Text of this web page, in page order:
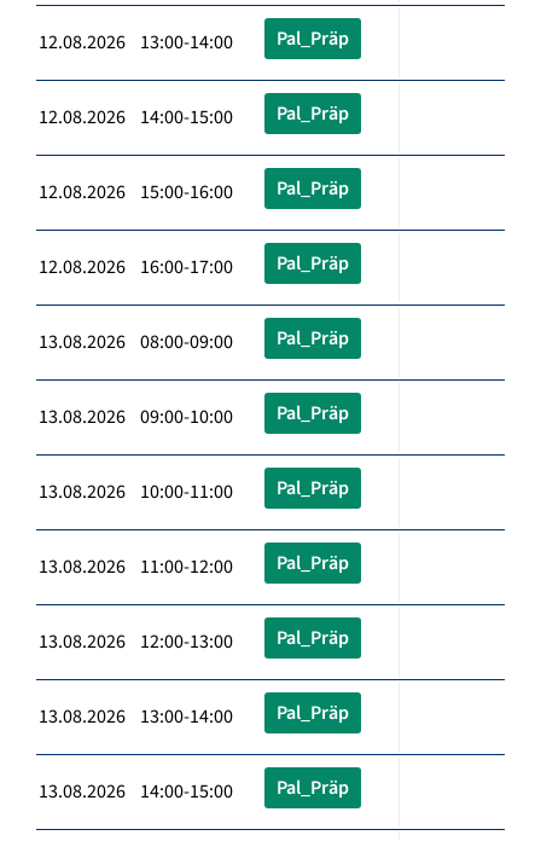
12.08.2026 13:00-14:00 Pal_Präp
12.08.2026 14:00-15:00 Pal_Präp
12.08.2026 15:00-16:00 Pal_Präp
12.08.2026 16:00-17:00 Pal_Präp
13.08.2026 08:00-09:00 Pal_Präp
13.08.2026 09:00-10:00 Pal_Präp
13.08.2026 10:00-11:00 Pal_Präp
13.08.2026 11:00-12:00 Pal_Präp
13.08.2026 12:00-13:00 Pal_Präp
13.08.2026 13:00-14:00 Pal_Präp
13.08.2026 14:00-15:00 Pal_Präp